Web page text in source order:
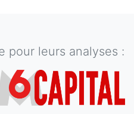
pour leurs analyses :